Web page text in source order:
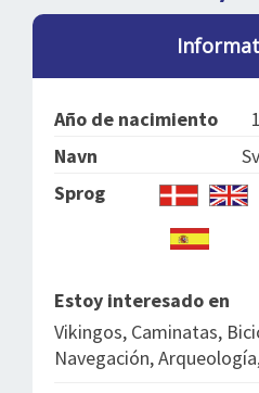
OM OS
Año de nacimiento
Navn
Sprog
Estoy interesado en
Vikingos, Caminatas,
Navegación,